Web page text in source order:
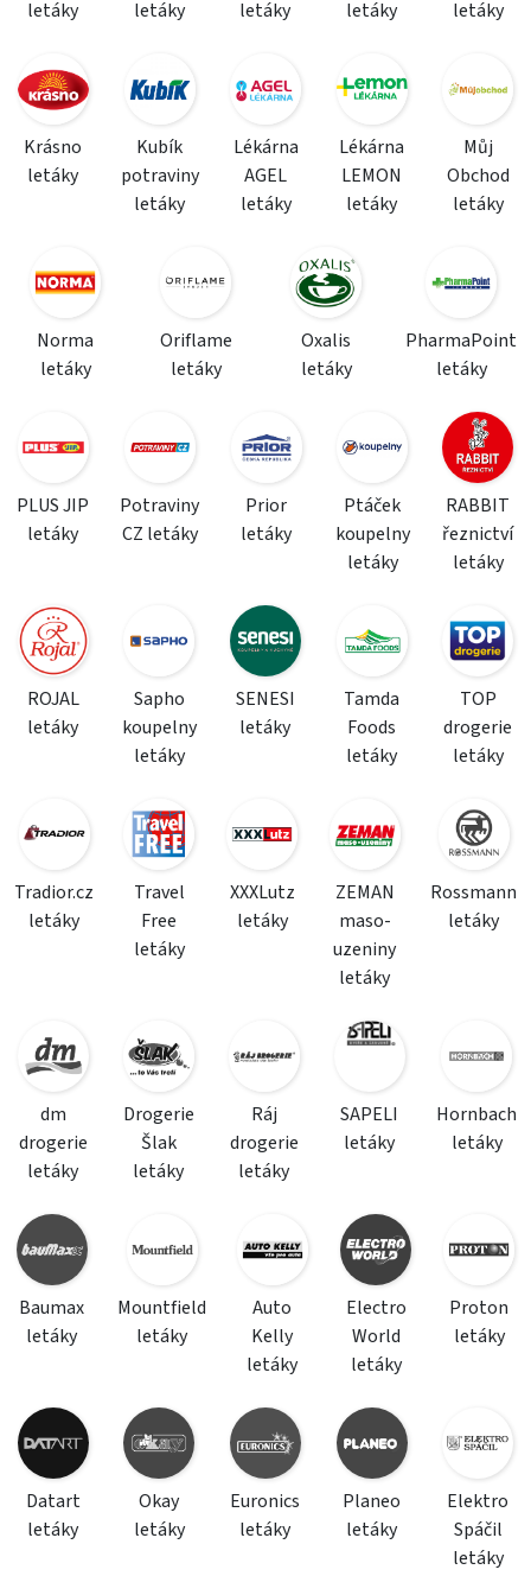
letáky letáky letáky letáky letáky
Krásno
letáky
Kubík
potraviny
letáky
Lékárna
AGEL
letáky
Lékárna
LEMON
letáky
Můj
Obchod
letáky
Norma
letáky
Oriflame
letáky
Oxalis
letáky
PharmaPoint
letáky
PLUS JIP
letáky
Potraviny
CZ letáky
Prior
letáky
Ptáček
koupelny
letáky
RABBIT
řeznictví
letáky
ROJAL
letáky
Sapho
koupelny
letáky
SENESI
letáky
Tamda
Foods
letáky
TOP
drogerie
letáky
Tradior.cz
letáky
Travel
Free
letáky
XXXLutz
letáky
ZEMAN
maso-
uzeniny
letáky
Rossmann
letáky
dm
drogerie
letáky
Drogerie
Šlak
letáky
Ráj
drogerie
letáky
SAPELI
letáky
Hornbach
letáky
Baumax
letáky
Mountfield
letáky
Auto
Kelly
letáky
Electro
World
letáky
Proton
letáky
Datart
letáky
Okay
letáky
Euronics
letáky
Planeo
letáky
Elektro
Spáčil
letáky